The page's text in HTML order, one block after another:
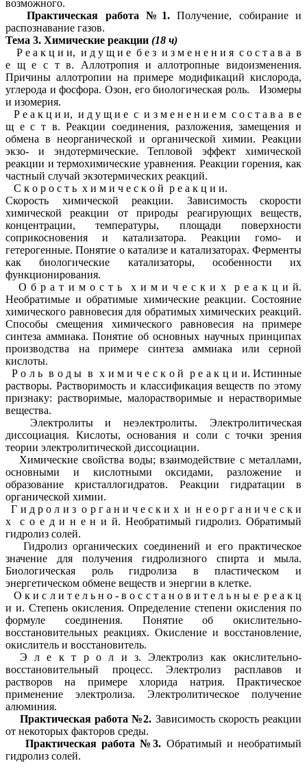
возможного.
Практическая работа №1.Получение, собирание и
распознавание газов.
Тема 3. Химические реакции (18 ч)
Р е а к ц и и, и д у щ и е б е з и з м е н е н и я с о с т а в а в
е щ е с т в. Аллотропия и аллотропные видоизменения.
Причины аллотропии на примере модификаций кислорода,
углерода и фосфора. Озон, его биологическая роль. Изомеры
и изомерия.
Р е а к ц и и, и д у щ и е с и з м е н е н и е м с о с т а в а в е
щ е с т в. Реакции соединения, разложения, замещения и
обмена в неорганической и органической химии. Реакции
экзо- и эндотермические. Тепловой эффект химической
реакции и термохимические уравнения. Реакции горения, как
частный случай экзотермических реакций.
С к о р о с т ь х и м и ч е с к о й р е а к ц и и.
Скорость химической реакции. Зависимость скорости
химической реакции от природы реагирующих веществ,
концентрации, температуры, площади поверхности
соприкосновения и катализатора. Реакции гомо- и
гетерогенные. Понятие о катализе и катализаторах. Ферменты
как биологические катализаторы, особенности их
функционирования.
О б р а т и м о с т ь х и м и ч е с к и х р е а к ц и й.
Необратимые и обратимые химические реакции. Состояние
химического равновесия для обратимых химических реакций.
Способы смещения химического равновесия на примере
синтеза аммиака. Понятие об основных научных принципах
производства на примере синтеза аммиака или серной
кислоты.
Р о л ь в о д ы в х и м и ч е с к о й р е а к ц и и. Истинные
растворы. Растворимость и классификация веществ по этому
признаку: растворимые, малорастворимые и нерастворимые
вещества.
Электролиты и неэлектролиты. Электролитическая
диссоциация. Кислоты, основания и соли с точки зрения
теории электролитической диссоциации.
Химические свойства воды; взаимодействие с металлами,
основными и кислотными оксидами, разложение и
образование кристаллогидратов. Реакции гидратации в
органической химии.
Г и д р о л и з о р г а н и ч е с к и х и н е о р г а н и ч е с к и
х с о е д и н е н и й. Необратимый гидролиз. Обратимый
гидролиз солей.
Гидролиз органических соединений и его практическое
значение для получения гидролизного спирта и мыла.
Биологическая роль гидролиза в пластическом и
энергетическом обмене веществ и энергии в клетке.
О к и с л и т е л ь н о - в о с с т а н о в и т е л ь н ы е р е а к ц
и и. Степень окисления. Определение степени окисления по
формуле соединения. Понятие об окислительно-
восстановительных реакциях. Окисление и восстановление,
окислитель и восстановитель.
Э л е к т р о л и з. Электролиз как окислительно-
восстановительный процесс. Электролиз расплавов и
растворов на примере хлорида натрия. Практическое
применение электролиза. Электролитическое получение
алюминия.
Практическая работа №2. Зависимость скорость реакции
от некоторых факторов среды.
Практическая работа №3. Обратимый и необратимый
гидролиз солей.